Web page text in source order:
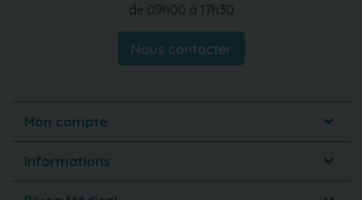
de 09h00 à 17h30
Nous contacter
Mon compte
Informations